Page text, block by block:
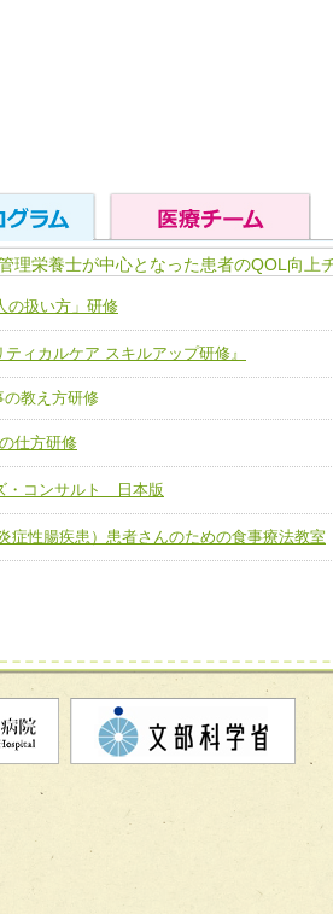
療人としての基礎能力
実践する医療人として、必要な基礎能力を身
ーム医療構成力
職種連携力
とスキルを学び、相互理解と連携を深める
院内横断的問題解決チーム】
域医療連携推進による高度医療を必要とする
チーム】
患者服薬サポートチーム】
腔ケアチーム】
ん妄対策チーム】
域関係機関と連携した小児リハビリテーショ
前から始める周術期リハビリテーションチー
包括的リハビリテーションコンサルテーション
理栄養士が中心となった患者のQOL向上
の扱い方」研修
ィカルケア スキルアップ研修』
の教え方研修
仕方研修
・コンサルト 日本版
症性腸疾患）患者さんのための食事療法教室